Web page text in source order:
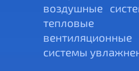
воздушные
системы